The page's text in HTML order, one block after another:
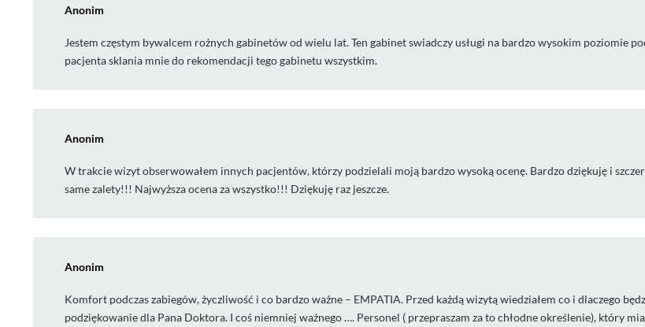
Anonim
Jestem częstym bywalcem rożnych gabinetów od wielu lat. Ten gabinet swiadczy usługi na bardzo wysokim poziomie
pacjenta sklania mnie do rekomendacji tego gabinetu wszystkim.
Anonim
W trakcie wizyt obserwowałem innych pacjentów, którzy podzielali moją bardzo wysoką ocenę. Bardzo dziękuję i
same zalety!!! Najwyższa ocena za wszystko!!! Dziękuję raz jeszcze.
Anonim
Komfort podczas zabiegów, życzliwość i co bardzo ważne – EMPATIA. Przed każdą wizytą wiedziałem co i dlaczego
podziękowanie dla Pana Doktora. I coś niemniej ważnego …. Personel ( przepraszam za to chłodne określenie), który